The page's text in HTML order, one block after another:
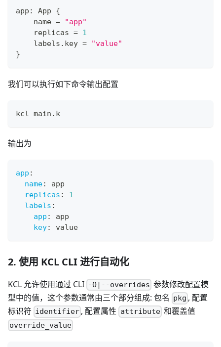
app : App {
    name
=
"app"
    replicas
= 1
    labels
. key =
"value"
}
我们可以执行如下命令输出配置
kcl main.k
输出为
app :
name:
app
replicas :
1
labels :
app :
app
key: value
2. 使用 KCL CLI 进行自动化
KCL 允许使用通过 CLI -O|--overrides 参数修改配置模
型中的值，这个参数通常由三个部分组成: 包名 pkg , 配置
标识符 identifier , 配置属性 attribute和覆盖值
override_value